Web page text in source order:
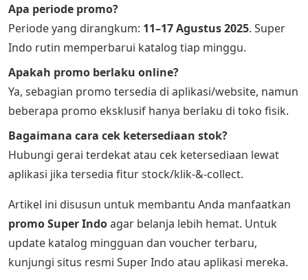
Apa periode promo?
Periode yang dirangkum: 11–17 Agustus 2025. Super
Indo rutin memperbarui katalog tiap minggu.
Apakah promo berlaku online?
Ya, sebagian promo tersedia di aplikasi/website, namun
beberapa promo eksklusif hanya berlaku di toko fisik.
Bagaimana cara cek ketersediaan stok?
Hubungi gerai terdekat atau cek ketersediaan lewat
aplikasi jika tersedia fitur stock/klik-&-collect.
Artikel ini disusun untuk membantu Anda manfaatkan
promo Super Indoagar belanja lebih hemat. Untuk
update katalog mingguan dan voucher terbaru,
kunjungi situs resmi Super Indo atau aplikasi mereka.